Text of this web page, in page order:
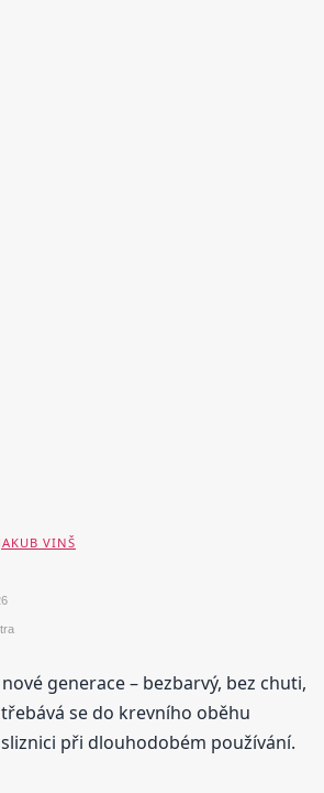
VINŠ
generace – bezbarvý, bez chuti,
se do krevního oběhu
při dlouhodobém používání.